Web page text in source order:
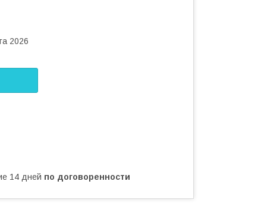
2026
14 дней по договоренности